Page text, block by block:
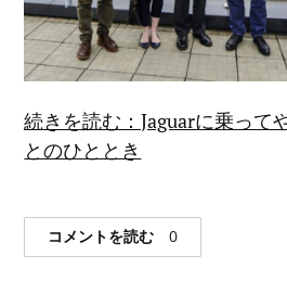
続きを読む：Jaguarに乗って
とのひととき
コメントを読む 0